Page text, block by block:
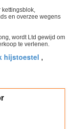
kettingsblok,
en overzee wegens
wordt Ltd gewijd om
te verlenen.
hijstoestel ,